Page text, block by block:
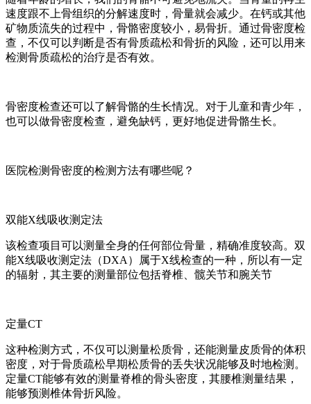
速度跟不上骨组织的分解速度时，骨量就会减少。在钙或其他
矿物质流失的过程中，骨骼密度较小，易骨折。通过骨密度检
查，不仅可以判断是否有骨质疏松和骨折的风险，还可以用来
检测骨质疏松的治疗是否有效。
骨密度检查还可以了解骨骼的生长情况。对于儿童和青少年，
也可以做骨密度检查，避免缺钙，更好地促进骨骼生长。
医院检测骨密度的检测方法有哪些呢？
双能X线吸收测定法
该检查项目可以测量全身的任何部位骨量，精确准度较高。双
能X线吸收测定法（DXA）属于X线检查的一种，所以有一定
的辐射，其主要的测量部位包括脊椎、髋关节和腕关节
定量CT
这种检测方式，不仅可以测量松质骨，还能测量皮质骨的体积
密度，对于骨质疏松早期松质骨的丢失状况能够及时地检测。
定量CT能够有效的测量脊椎的骨头密度，其腰椎测量结果，
能够预测椎体骨折风险。